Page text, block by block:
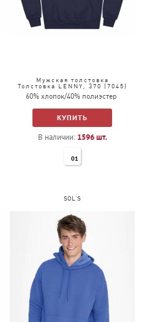
Мужская толстовка
Толстовка LENNY, 370 (7045)
60% хлопок/40% полиэстер
КУПИТЬ
В наличии: 1596шт.
01
SOL'S